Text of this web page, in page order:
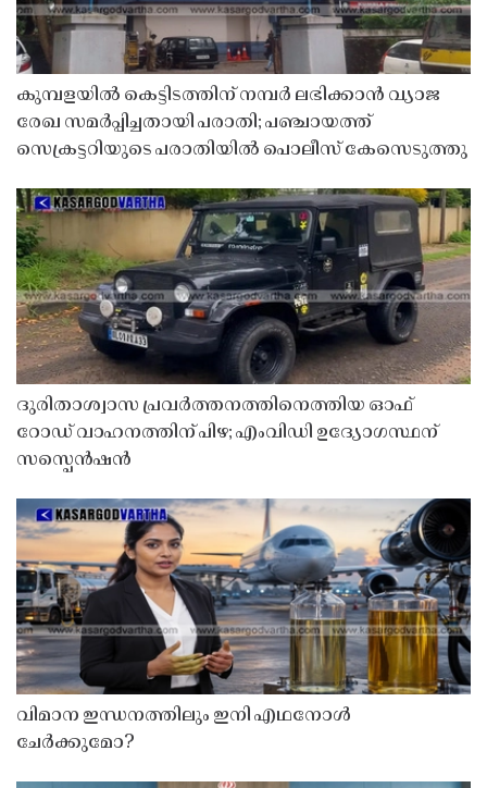
കുമ്പളയിൽ കെട്ടിടത്തിന് നമ്പർ ലഭിക്കാൻ വ്യാജ
രേഖ സമർപ്പിച്ചതായി പരാതി; പഞ്ചായത്ത്
സെക്രട്ടറിയുടെ പരാതിയിൽ പൊലീസ് കേസെടുത്തു
ദുരിതാശ്വാസ പ്രവർത്തനത്തിനെത്തിയ ഓഫ്
റോഡ് വാഹനത്തിന് പിഴ; എംവിഡി ഉദ്യോഗസ്ഥന്
സസ്പെൻഷൻ
വിമാന ഇന്ധനത്തിലും ഇനി എഥനോൾ
ചേർക്കുമോ?